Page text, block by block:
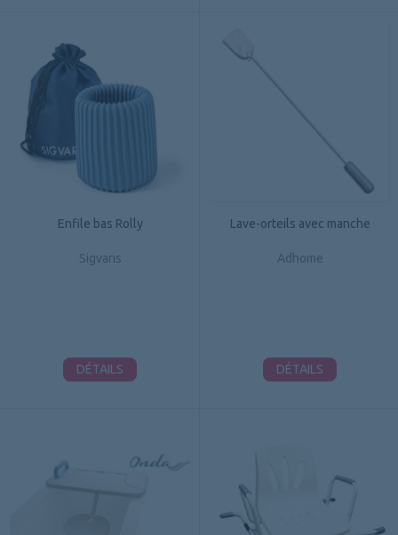
Enfile bas Rolly
Sigvaris
DÉTAILS
Lave-orteils avec manche
Adhome
DÉTAILS